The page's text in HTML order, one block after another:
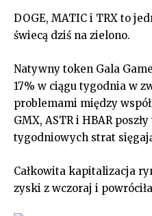
DOGE, MATIC i TRX to
świecą dziś na zielono.
Natywny token Gala
17% w ciągu tygodnia w
problemami między
GMX, ASTR i HBAR
tygodniowych strat
Całkowita kapitalizacja
zyski z wczoraj i